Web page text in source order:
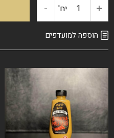
+ כמות
של
דבש
יח' -
הוספה למועדפים